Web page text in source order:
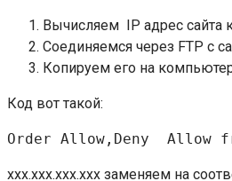
Вычисляем IP адрес сайта
Соединяемся через FTP с
Копируем его на
Код вот такой:
Order Allow,Deny  Allow
xxx.xxx.xxx.xxx заменяем на